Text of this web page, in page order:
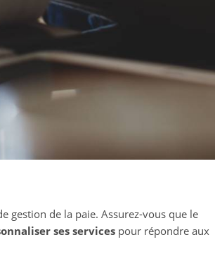
gestion de la paie. Assurez-vous que le
ses servicespour répondre aux